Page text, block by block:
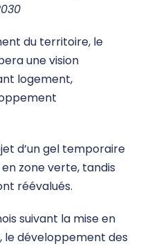
du territoire, le
une vision
logement,
d’un gel temporaire
zone verte, tandis
réévalués.
suivant la mise en
le développement des